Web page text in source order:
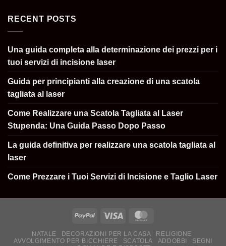
RECENT POSTS
Una guida completa alla determinazione dei prezzi per i
tuoi servizi di incisione laser
Guida per principianti alla creazione di una scatola
tagliata al laser
Come Realizzare una Scatola Tagliata al Laser
Stupenda: Una Guida Passo Dopo Passo
La guida definitiva per realizzare una scatola tagliata al
laser
Come Prezzare i Tuoi Servizi di Incisione e Taglio Laser
NATALE DECORAZIONI PER LA CASA
RELIGIONE
AVVOLGIMENTO PER BICCHIERE
SCATOLA ADDOBBI
SEGNI